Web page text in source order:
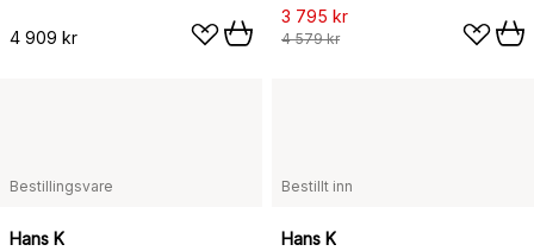
4 909 kr
3 795 kr
4 579 kr
Bestillingsvare
Hans K
Bestillt inn
Hans K